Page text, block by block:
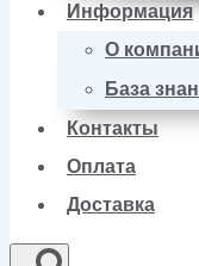
Информация
О
База
Контакты
Оплата
Доставка